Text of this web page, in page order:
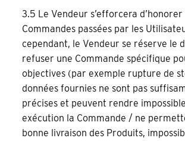
3.5 Le Vendeur s’efforcera
Commandes passées par les
cependant, le Vendeur se réserve le
refuser une Commande spécifique
objectives (par exemple rupture de
données fournies ne sont pas
précises et peuvent rendre
exécution la Commande / ne
bonne livraison des Produits,